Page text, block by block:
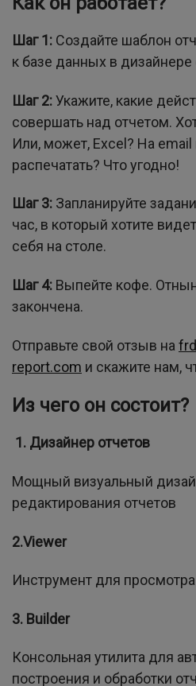
Шаг 1: Создайте шаблон
к базе данных в дизайнере
Шаг 2:Укажите, какие
совершать над отчетом.
Или, может, Excel? На email
распечатать? Что угодно!
Шаг 3: Запланируйте
час, в который хотите
себя на столе.
Шаг 4: Выпейте кофе.
закончена.
Отправьте свой отзыв на
report.com и скажите нам,
Из чего он состоит?
1. Дизайнер отчетов
Мощный визуальный
редактирования отчетов
2.Viewer
Инструмент для просмотра
3. Builder
Консольная утилита для
построения и обработки